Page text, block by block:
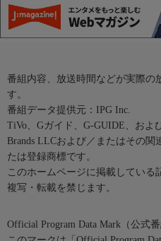
番組内容、放送時間などが実際の
す。
番組データ提供元：IPG Inc.
TiVo、Gガイド、G-GUIDE、およ
Brands LLCおよび／またはその関
たは登録商標です。
このホームページに掲載してい
複写・転載を禁じます。
Official Program Data Mark（公式